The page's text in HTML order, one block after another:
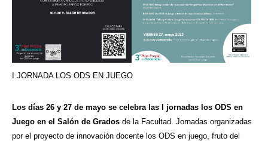
I JORNADA LOS ODS EN JUEGO
Los días 26 y 27 de mayo se celebra las I jornadas los ODS en
Juego en el Salón de Grados de la Facultad. Jornadas organizadas
por el proyecto de innovación docente los ODS en juego, fruto del